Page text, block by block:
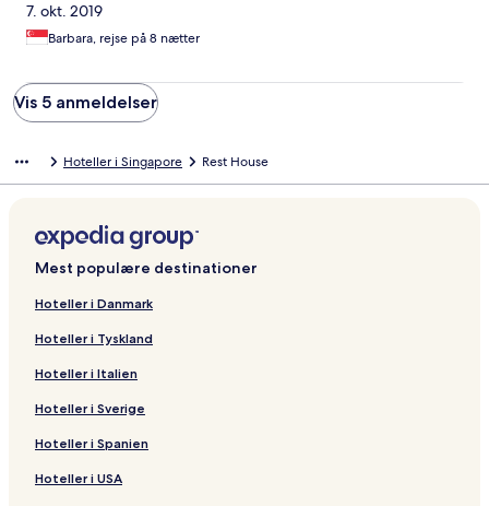
7. okt. 2019
Barbara, rejse på 8 nætter
Vis 5 anmeldelser
Hoteller i Singapore Rest House
Mest populære destinationer
Hoteller i Danmark
Hoteller i Tyskland
Hoteller i Italien
Hoteller i Sverige
Hoteller i Spanien
Hoteller i USA